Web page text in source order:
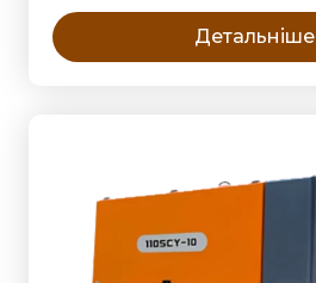
Детальніше